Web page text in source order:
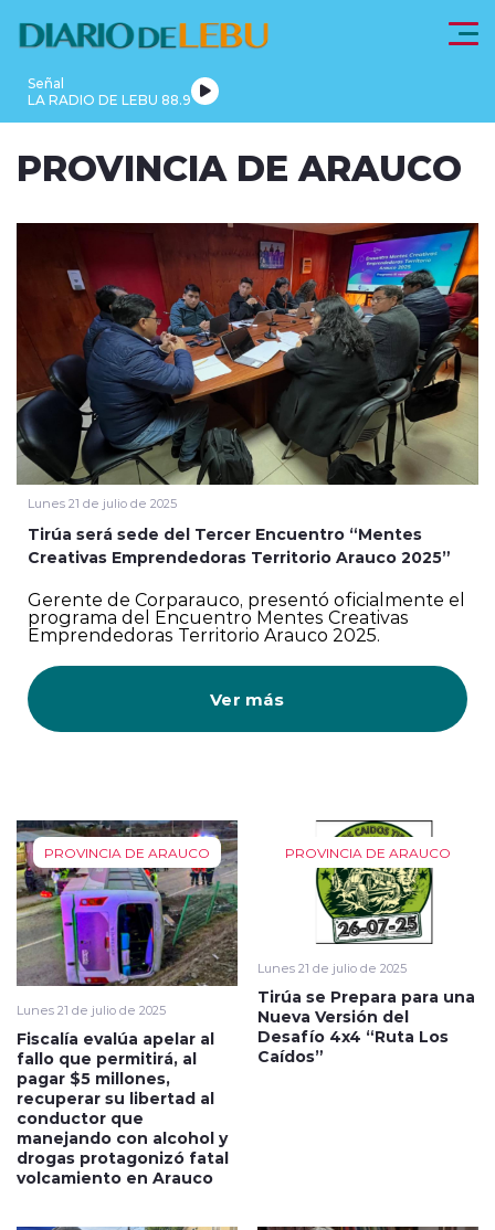
Señal
LA RADIO DE LEBU 88.9
LEBU
PROVINCIA
DE
ARAUCO
REGIONALESFRONTELACTUALIDAD
modo claro
PROVINCIA DE ARAUCO
Lunes 21 de julio de 2025
Tirúa será sede del Tercer Encuentro “Mentes
Creativas Emprendedoras Territorio Arauco 2025”
Gerente de Corparauco, presentó oficialmente el
programa del Encuentro Mentes Creativas
Emprendedoras Territorio Arauco 2025.
Ver más
PROVINCIA DE ARAUCO
Lunes 21 de julio de 2025
Fiscalía evalúa apelar al
fallo que permitirá, al
pagar $5 millones,
recuperar su libertad al
conductor que
manejando con alcohol y
drogas protagonizó fatal
volcamiento en Arauco
PROVINCIA DE ARAUCO
Lunes 21 de julio de 2025
Tirúa se Prepara para una
Nueva Versión del
Desafío 4x4 “Ruta Los
Caídos”